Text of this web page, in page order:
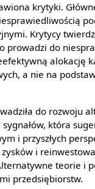
krytyki.
Krytycy
prowadzi do
alokację
a nie na
do rozwoju
która
i przyszłych
i
teorie i
przedsiębiorstw.